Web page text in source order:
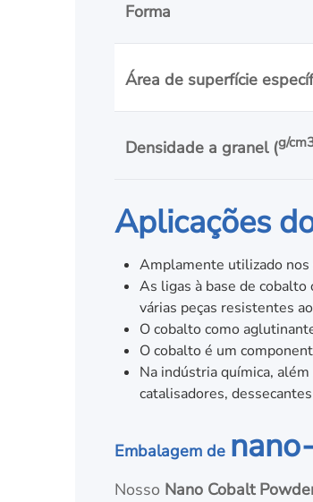
Forma
Área de superfície
Densidade a granel (g/
Aplicações
Amplamente utilizado nos
As ligas à base de
várias peças resistentes
O cobalto como
O cobalto é um
Na indústria química,
catalisadores,
Embalagem de
Nosso Nano Cobalt